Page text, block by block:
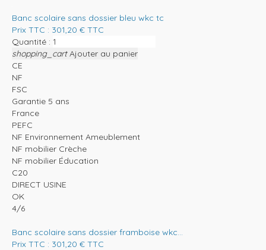
Banc scolaire sans dossier bleu wkc tc
Prix TTC : 301,20 € TTC
Quantité :
shopping_cart Ajouter au panier
CE
NF
FSC
Garantie 5 ans
France
PEFC
NF Environnement Ameublement
NF mobilier Crèche
NF mobilier Éducation
C20
DIRECT USINE
OK
4/6
Banc scolaire sans dossier framboise wkc...
Prix TTC : 301,20 € TTC